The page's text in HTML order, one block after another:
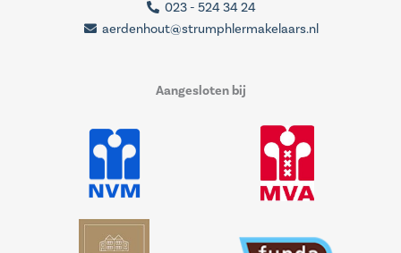
023 - 524 34 24
aerdenhout@strumphlermakelaars.nl
Aangesloten bij